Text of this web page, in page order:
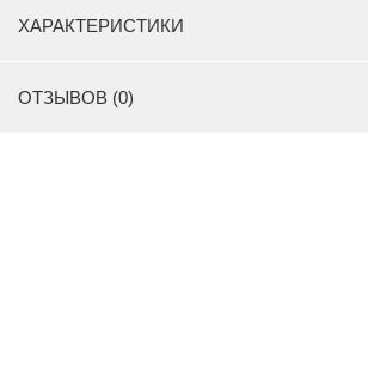
ХАРАКТЕРИСТИКИ
ОТЗЫВОВ (0)